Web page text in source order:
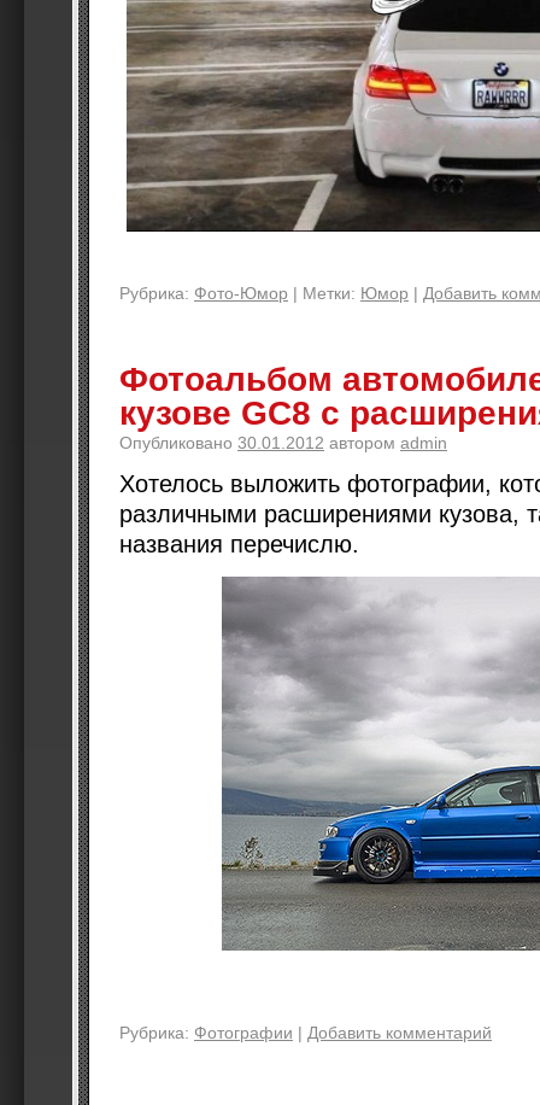
Рубрика: Фото-Юмор | Метки: Юмор | Добавить
Фотоальбом
кузове GC8 с
Опубликовано 30.01.2012 автором admin
Хотелось выложить фотографии,
различными расширениями кузова,
названия перечислю.
Рубрика: Фотографии | Добавить комментарий